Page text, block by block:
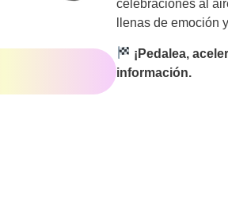
celebraciones al
llenas de emoción
¡Pedalea,
información.